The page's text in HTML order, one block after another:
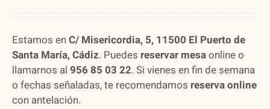
Estamos enC/ Misericordia, 5, 11500 El Puerto de
Santa María, Cádiz. Puedes reservar mesaonline o
llamarnos al 956 85 03 22. Si vienes en fin de semana
o fechas señaladas, te recomendamos reserva online
con antelación.